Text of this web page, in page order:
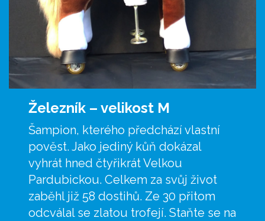
Železník –velikost M
Šampion, kterého předchází vlastní
pověst. Jako jediný kůň dokázal
vyhrát hned čtyřikrát Velkou
Pardubickou. Celkem za svůj život
zaběhl již 58 dostihů. Ze 30 přitom
odcválal se zlatou trofejí. Staňte se na